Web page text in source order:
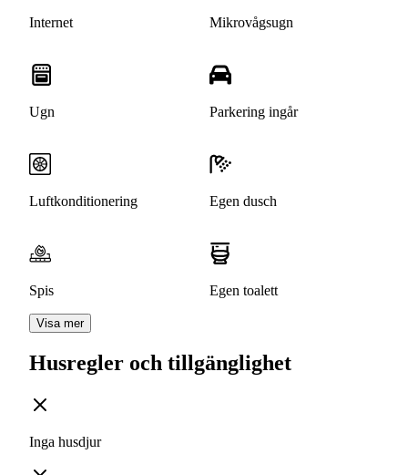
Internet Mikrovågsugn
Ugn Parkering ingår
Luftkonditionering Egen dusch
Spis Egen toalett
Visa mer
Husregler och tillgänglighet
Inga husdjur